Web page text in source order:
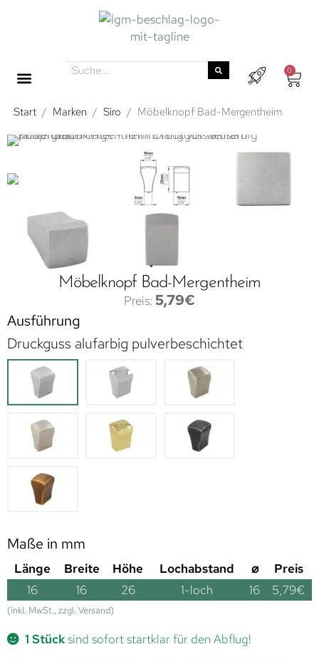
0
Start / Marken / Siro / Möbelknopf Bad-Mergentheim
Möbelknopf Bad-Mergentheim
5,79€
Ausführung
Druckguss alufarbig pulverbeschichtet
Maße in mm
Länge Breite Höhe Lochabstand ⌀
Preis
16
16 26 1-loch 16 5,79€
(inkl. MwSt., zzgl. Versand)
1 Stücksind sofort startklar für den Abflug!